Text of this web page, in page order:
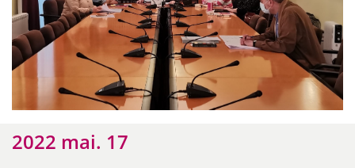
2022 mai. 17